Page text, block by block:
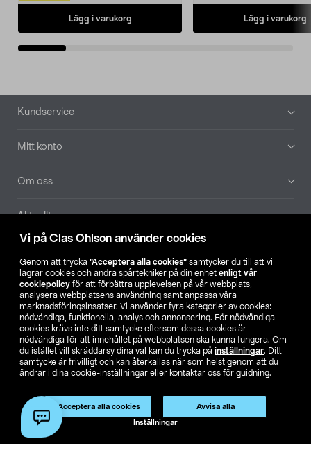
Vi på Clas Ohlson använder cookies
Genom att trycka ”Acceptera alla cookies” samtycker du till att vi
lagrar cookies och andra spårtekniker på din enhet enligt vår
cookiepolicy för att förbättra upplevelsen på vår webbplats,
analysera webbplatsens användning samt anpassa våra
marknadsföringsinsatser. Vi använder fyra kategorier av cookies:
nödvändiga, funktionella, analys och annonsering. För nödvändiga
cookies krävs inte ditt samtycke eftersom dessa cookies är
nödvändiga för att innehållet på webbplatsen ska kunna fungera. Om
du istället vill skräddarsy dina val kan du trycka på inställningar. Ditt
samtycke är frivilligt och kan återkallas när som helst genom att du
ändrar i dina cookie-inställningar eller kontaktar oss för guidning.
Acceptera alla cookies Avvisa alla
Inställningar
Lägg i varukorg Lägg i varukorg
Sidfot
Kundservice
Mitt konto
Om oss
Aktuellt
Hitta butik
SE NO FI
Köpvillkor Privacy statement Klubbvillkor
För företag
Ändra till priser exklusive moms